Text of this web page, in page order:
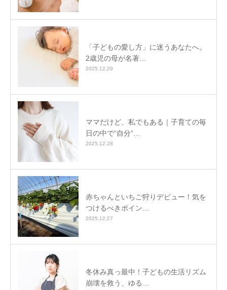
「子どもの愛し方」に迷うあなたへ。
2歳児の母が名著…
2025.12.29
ママだけど、私でもある｜子育ての毎
日の中で“自分”…
2025.12.28
赤ちゃんといちご狩りデビュー！気を
つけるべきポイン…
2025.12.27
冬休み真っ最中！子どもの生活リズム
崩壊を救う、ゆる…